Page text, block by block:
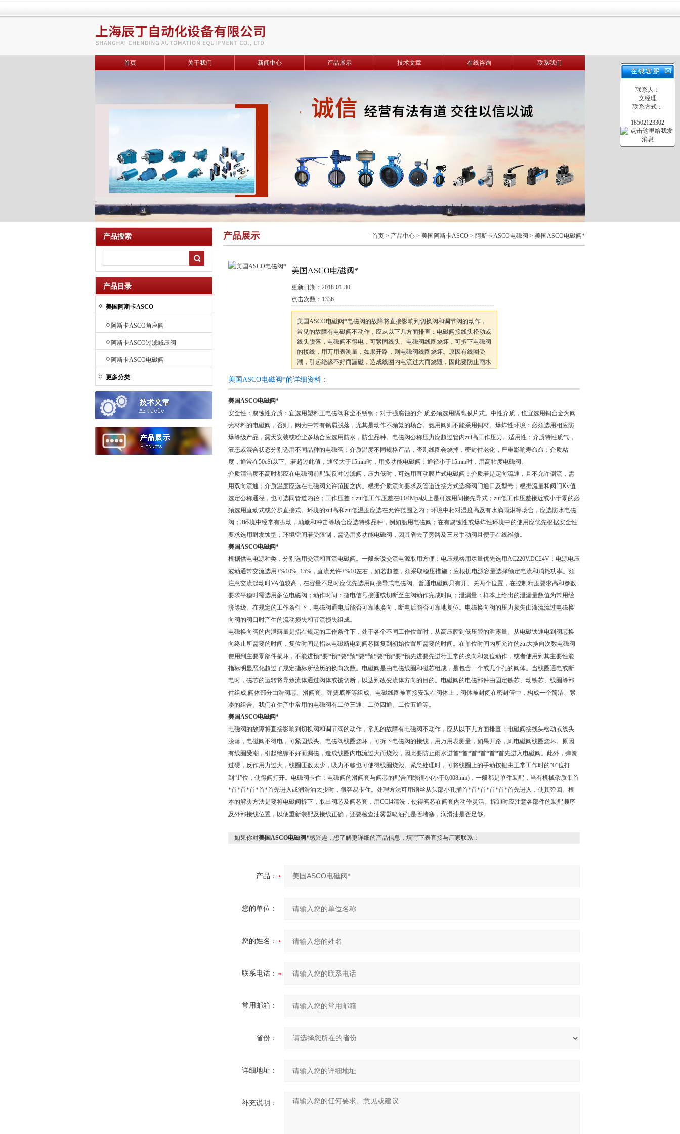
首页 关于我们 新闻中心 产品展示 技术文章 在线咨询 联系我们
产品搜索
产品目录
美国阿斯卡ASCO
阿斯卡ASCO角座阀
阿斯卡ASCO过滤减压阀
阿斯卡ASCO电磁阀
更多分类
产品展示 首页 > 产品中心 > 美国阿斯卡ASCO > 阿斯卡ASCO电磁阀 > 美国ASCO电磁阀*
美国ASCO电磁阀*
更新日期： 2018-01-30
点击次数： 1336
美国ASCO电磁阀*电磁阀的故障将直接影响到切换阀和调节阀的动作，
常见的故障有电磁阀不动作，应从以下几方面排查：电磁阀接线头松动或
线头脱落，电磁阀不得电，可紧固线头。电磁阀线圈烧坏，可拆下电磁阀
的接线，用万用表测量，如果开路，则电磁阀线圈烧坏。原因有线圈受
潮，引起绝缘不好而漏磁，造成线圈内电流过大而烧毁，因此要防止雨水
线圈匝数太少，吸力不够也可使得线
美国ASCO电磁阀*的详细资料：
美国ASCO电磁阀*
安全性：腐蚀性介质：宜选用塑料王电磁阀和全不锈钢；对于强腐蚀的介 质必须选用隔离膜片式。中性介质，也宜选用铜合金为阀
壳材料的电磁阀，否则，阀壳中常有锈屑脱落，尤其是动作不频繁的场合。氨用阀则不能采用铜材。爆炸性环境：必须选用相应防
爆等级产品，露天安装或粉尘多场合应选用防水，防尘品种。电磁阀公称压力应超过管内zui高工作压力。适用性：介质特性质气，
液态或混合状态分别选用不同品种的电磁阀；介质温度不同规格产品，否则线圈会烧掉，密封件老化，严重影响寿命命；介质粘
度，通常在50cSt以下。若超过此值，通径大于15mm时，用多功能电磁阀；通径小于15mm时，用高粘度电磁阀。
介质清洁度不高时都应在电磁阀前配装反冲过滤阀，压力低时，可选用直动膜片式电磁阀；介质若是定向流通，且不允许倒流，需
用双向流通；介质温度应选在电磁阀允许范围之内。根据介质流向要求及管道连接方式选择阀门通口及型号；根据流量和阀门Kv值
选定公称通径，也可选同管道内径；工作压差：zui低工作压差在0.04Mpa以上是可选用间接先导式；zui低工作压差接近或小于零的必
须选用直动式或分步直接式。环境的zui高和zui低温度应选在允许范围之内；环境中相对湿度高及有水滴雨淋等场合，应选防水电磁
阀；3环境中经常有振动，颠簸和冲击等场合应选特殊品种，例如船用电磁阀；在有腐蚀性或爆炸性环境中的使用应优先根据安全性
要求选用耐发蚀型；环境空间若受限制，需选用多功能电磁阀，因其省去了旁路及三只手动阀且便于在线维修。
美国ASCO电磁阀*
根据供电电源种类，分别选用交流和直流电磁阀。一般来说交流电源取用方便；电压规格用尽量优先选用AC220V.DC24V；电源电压
波动通常交流选用+%10%.-15%，直流允许±%10左右，如若超差，须采取稳压措施；应根据电源容量选择额定电流和消耗功率。须
注意交流起动时VA值较高，在容量不足时应优先选用间接导式电磁阀。普通电磁阀只有开、关两个位置，在控制精度要求高和参数
要求平稳时需选用多位电磁阀；动作时间：指电信号接通或切断至主阀动作完成时间；泄漏量：样本上给出的泄漏量数值为常用经
济等级。在规定的工作条件下，电磁阀通电后能否可靠地换向，断电后能否可靠地复位。电磁换向阀的压力损失由液流流过电磁换
向阀的阀口时产生的流动损失和节流损失组成。
电磁换向阀的内泄露量是指在规定的工作条件下，处于各个不同工作位置时，从高压腔到低压腔的泄露量。从电磁铁通电到阀芯换
向终止所需要的时间，复位时间是指从电磁断电到阀芯回复到初始位置所需要的时间。在单位时间内所允许的zui大换向次数电磁阀
使用到主要零部件损坏，不能进预*要*预*要*预*要*预*要*预*要*预先进要先进行正常的换向和复位动作，或者使用到其主要性能
指标明显恶化超过了规定指标所经历的换向次数。电磁阀是由电磁线圈和磁芯组成，是包含一个或几个孔的阀体。当线圈通电或断
电时，磁芯的运转将导致流体通过阀体或被切断，以达到改变流体方向的目的。电磁阀的电磁部件由固定铁芯、动铁芯、线圈等部
件组成;阀体部分由滑阀芯、滑阀套、弹簧底座等组成。电磁线圈被直接安装在阀体上，阀体被封闭在密封管中，构成一个简洁、紧
凑的组合。我们在生产中常用的电磁阀有二位三通、二位四通、二位五通等。
美国ASCO电磁阀*
电磁阀的故障将直接影响到切换阀和调节阀的动作，常见的故障有电磁阀不动作，应从以下几方面排查：电磁阀接线头松动或线头
脱落，电磁阀不得电，可紧固线头。电磁阀线圈烧坏，可拆下电磁阀的接线，用万用表测量，如果开路，则电磁阀线圈烧坏。原因
有线圈受潮，引起绝缘不好而漏磁，造成线圈内电流过大而烧毁，因此要防止雨水进首*首*首*首*首*首先进入电磁阀。此外，弹簧
过硬，反作用力过大，线圈匝数太少，吸力不够也可使得线圈烧毁。紧急处理时，可将线圈上的手动按钮由正常工作时的“0”位打
到“1”位，使得阀打开。电磁阀卡住：电磁阀的滑阀套与阀芯的配合间隙很小(小于0.008mm)，一般都是单件装配，当有机械杂质带首
*首*首*首*首*首先进入或润滑油太少时，很容易卡住。处理方法可用钢丝从头部小孔捅首*首*首*首*首*首先进入，使其弹回。根
本的解决方法是要将电磁阀拆下，取出阀芯及阀芯套，用CCI4清洗，使得阀芯在阀套内动作灵活。拆卸时应注意各部件的装配顺序
及外部接线位置，以便重新装配及接线正确，还要检查油雾器喷油孔是否堵塞，润滑油是否足够。
如果你对美国ASCO电磁阀*感兴趣，想了解更详细的产品信息，填写下表直接与厂家联系：
产品：
您的单位：
您的姓名：
联系电话：
常用邮箱：
省份：
详细地址：
补充说明：
联系人：
文经理
联系方式：
18502123302